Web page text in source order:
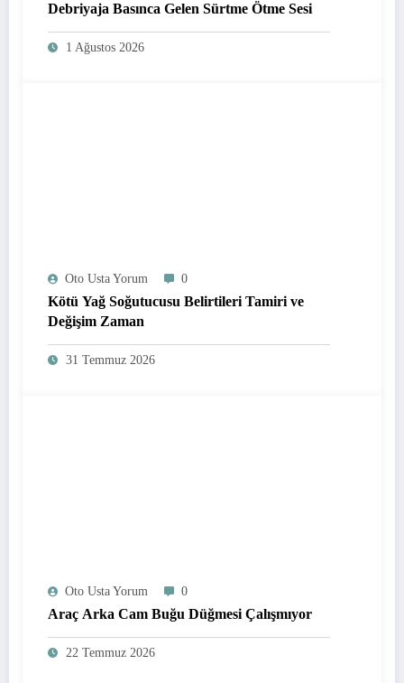
Debriyaja Basınca Gelen Sürtme Ötme Sesi
1 Ağustos 2026
Oto Usta Yorum 0
Kötü Yağ Soğutucusu Belirtileri Tamiri ve
Değişim Zaman
31 Temmuz 2026
Oto Usta Yorum 0
Araç Arka Cam Buğu Düğmesi Çalışmıyor
22 Temmuz 2026